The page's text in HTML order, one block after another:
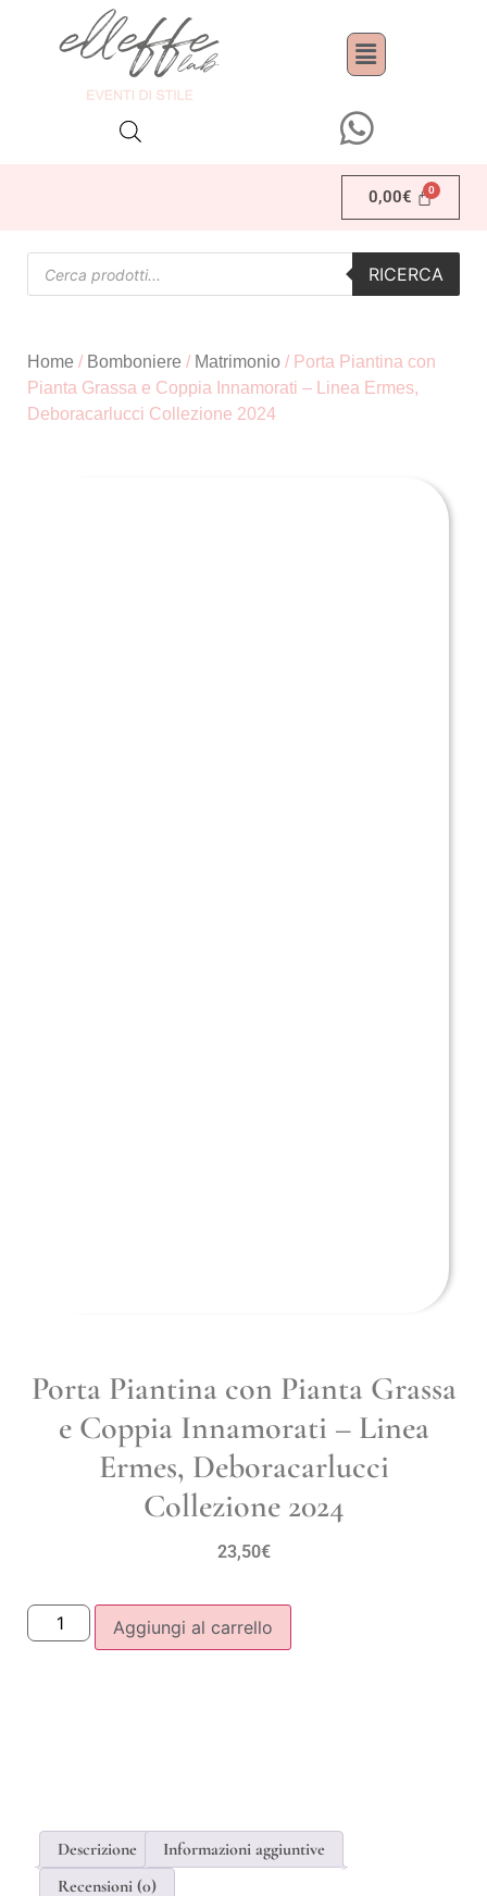
0,00€
RICERCA
Home / Bomboniere / Matrimonio / Porta Piantina con
Pianta Grassa e Coppia Innamorati – Linea Ermes,
Deboracarlucci Collezione 2024
Porta Piantina con Pianta Grassa
e Coppia Innamorati – Linea
Ermes, Deboracarlucci
Collezione 2024
23,50€
Aggiungi al carrello
Descrizione
Informazioni aggiuntive
Recensioni (0)